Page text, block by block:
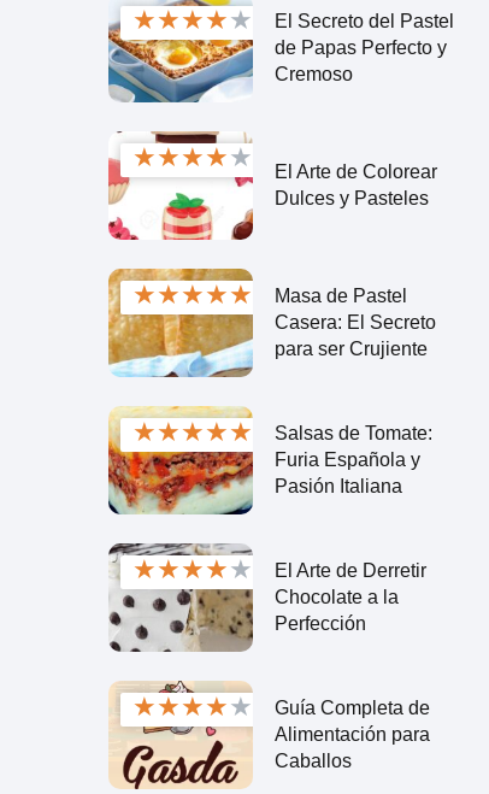
★★★★★
El Secreto del Pastel
de Papas Perfecto y
Cremoso
★★★★★
El Arte de Colorear
Dulces y Pasteles
★★★★★
Masa de Pastel
Casera: El Secreto
para ser Crujiente
★★★★★
Salsas de Tomate:
Furia Española y
Pasión Italiana
★★★★★
El Arte de Derretir
Chocolate a la
Perfección
★★★★★
Guía Completa de
Alimentación para
Caballos